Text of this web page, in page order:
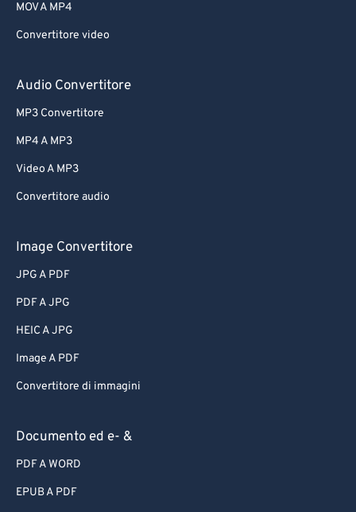
MOV A MP4
Convertitore video
Audio Convertitore
MP3 Convertitore
MP4 A MP3
Video A MP3
Convertitore audio
Image Convertitore
JPG A PDF
PDF A JPG
HEIC A JPG
Image A PDF
Convertitore di immagini
Documento ed e- &
PDF A WORD
EPUB A PDF